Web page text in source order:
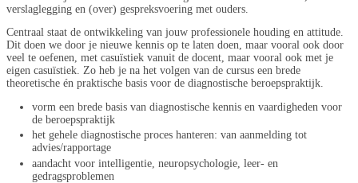
verslaglegging en (over) gespreksvoering met ouders.
Centraal staat de ontwikkeling van jouw professionele houding en attitude.
Dit doen we door je nieuwe kennis op te laten doen, maar vooral ook door
veel te oefenen, met casuïstiek vanuit de docent, maar vooral ook met je
eigen casuïstiek. Zo heb je na het volgen van de cursus een brede
theoretische én praktische basis voor de diagnostische beroepspraktijk.
vorm een brede basis van diagnostische kennis en vaardigheden voor
de beroepspraktijk
het gehele diagnostische proces hanteren: van aanmelding tot
advies/rapportage
aandacht voor intelligentie, neuropsychologie, leer- en
gedragsproblemen